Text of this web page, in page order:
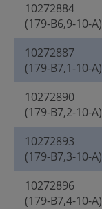
10272884
(179-B6,9-10-A)
10272887
(179-B7,1-10-A)
10272890
(179-B7,2-10-A)
10272893
(179-B7,3-10-A)
10272896
(179-B7,4-10-A)